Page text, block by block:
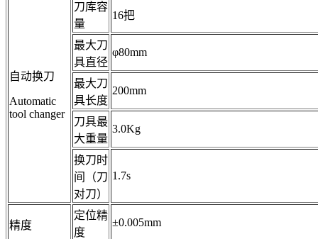
自动换刀
Automatic
tool changer
刀库容
量
16把
最大刀
具直径
φ80mm
最大刀
具长度
200mm
刀具最
大重量
3.0Kg
换刀时
间（刀
对刀）
1.7s
精度
定位精
度
±0.005mm